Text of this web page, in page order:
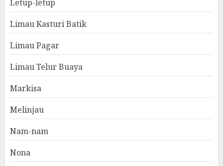
Letup-letup
Limau Kasturi Batik
Limau Pagar
Limau Telur Buaya
Markisa
Melinjau
Nam-nam
Nona